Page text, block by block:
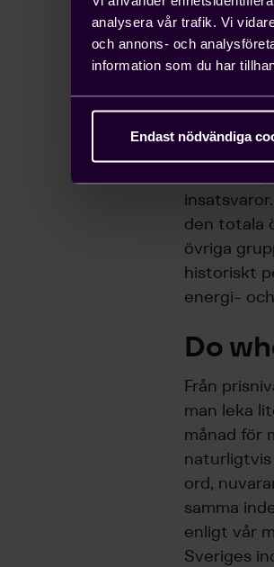
analysera vår trafik. Vi
och annons- och
information som du har
Endast nödvändiga
hamnar i
främst el,
den totala
övriga
historiskt
energi-
Do
Från
man leka
månad för
ord,
samma
enligt vår
Sveriges